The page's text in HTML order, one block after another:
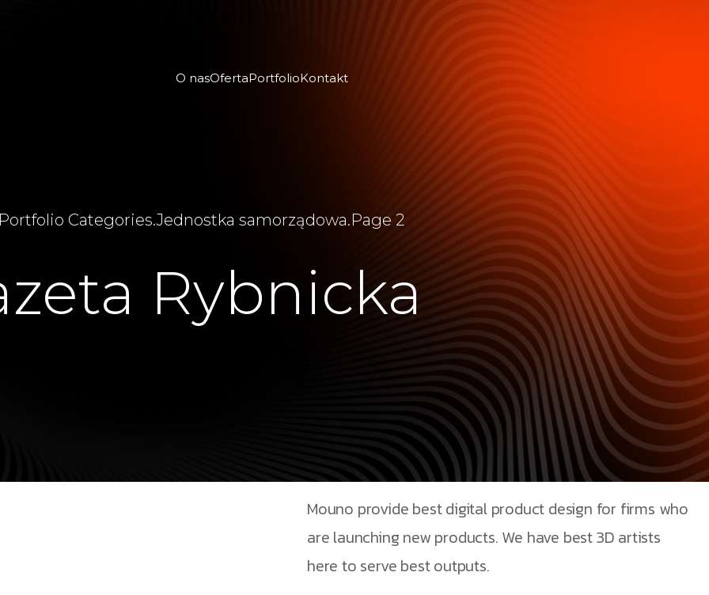
O nasOfertaPortfolioKontakt
Categories.Jednostka samorządowa.Page 2
Rybnicka
Mouno provide best digital product design for firms who
are launching new products. We have best 3D artists
here to serve best outputs.